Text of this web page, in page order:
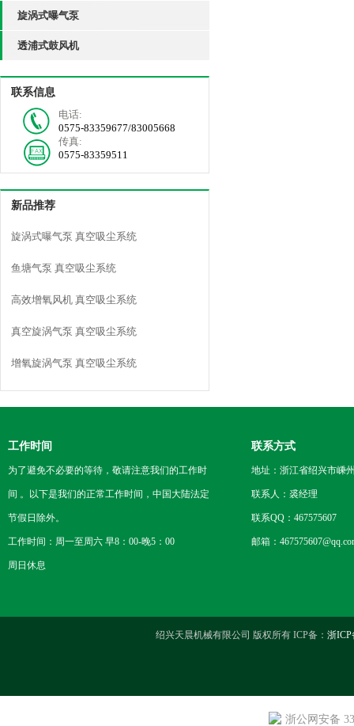
旋涡式曝气泵
透浦式鼓风机
联系信息
电话:
0575-83359677/83005668
传真:
0575-83359511
新品推荐
旋涡式曝气泵 真空吸尘系统
鱼塘气泵 真空吸尘系统
高效增氧风机 真空吸尘系统
真空旋涡气泵 真空吸尘系统
增氧旋涡气泵 真空吸尘系统
工作时间
为了避免不必要的等待，敬请注意我们的工作时
间 。以下是我们的正常工作时间，中国大陆法定
节假日除外。
工作时间：周一至周六 早8：00-晚5：00
周日休息
联系方式
地址：浙江省绍兴市嵊
联系人：裘经理
联系QQ：467575607
邮箱：
绍兴天晨机械有限公司 版权所有 ICP备： 浙ICP
浙公网安备